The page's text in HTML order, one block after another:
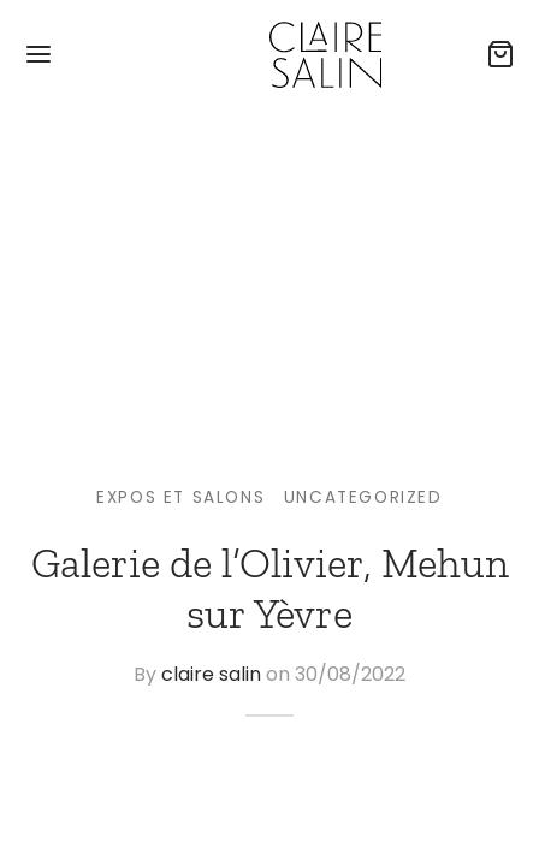
EXPOS ET SALONS UNCATEGORIZED
Galerie de l’Olivier, Mehun
sur Yèvre
Byclaire salinon 30/08/2022